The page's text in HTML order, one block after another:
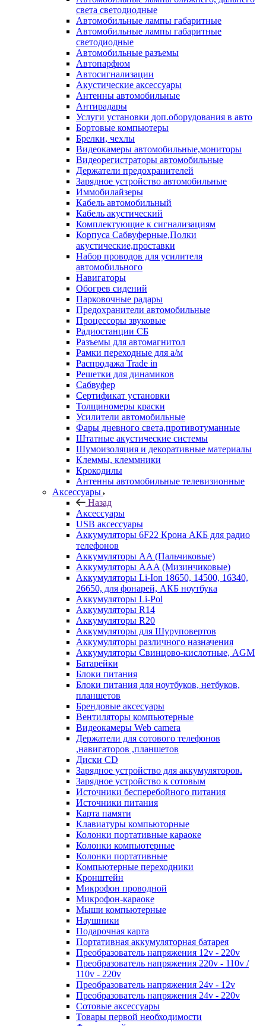
света светодиодные
Автомобильные лампы габаритные
Автомобильные лампы габаритные
светодиодные
Автомобильные разъемы
Автопарфюм
Автосигнализации
Акустические аксессуары
Антенны автомобильные
Антирадары
Услуги установки доп.оборудования в авто
Бортовые компьютеры
Брелки, чехлы
Видеокамеры автомобильные,мониторы
Видеорегистраторы автомобильные
Держатели предохранителей
Зарядное устройство автомобильные
Иммобилайзеры
Кабель автомобильный
Кабель акустический
Комплектующие к сигнализациям
Корпуса Сабвуферные,Полки
акустические,проставки
Набор проводов для усилителя
автомобильного
Навигаторы
Обогрев сидений
Парковочные радары
Предохранители автомобильные
Процессоры звуковые
Радиостанции СБ
Разъемы для автомагнитол
Рамки переходные для а/м
Распродажа Trade in
Решетки для динамиков
Сабвуфер
Сертификат установки
Толщиномеры краски
Усилители автомобильные
Фары дневного света,противотуманные
Штатные акустические системы
Шумоизоляция и декоративные материалы
Клеммы, клеммники
Крокодилы
Антенны автомобильные телевизионные
Аксессуары
Назад
Аксессуары
USB аксессуары
Аккумуляторы 6F22 Крона АКБ для радио
телефонов
Аккумуляторы AA (Пальчиковые)
Аккумуляторы AAA (Мизинчиковые)
Аккумуляторы Li-Ion 18650, 14500, 16340,
26650, для фонарей, АКБ ноутбука
Аккумуляторы Li-Pol
Аккумуляторы R14
Аккумуляторы R20
Аккумуляторы для Шуруповертов
Аккумуляторы различного назначения
Аккумуляторы Свинцово-кислотные, AGM
Батарейки
Блоки питания
Блоки питания для ноутбуков, нетбуков,
планшетов
Брендовые аксесуары
Вентиляторы компьютерные
Видеокамеры Web camera
Держатели для сотового телефонов
,навигаторов ,планшетов
Диски CD
Зарядное устройство для аккумуляторов.
Зарядное устройство к сотовым
Источники бесперебойного питания
Источники питания
Карта памяти
Клавиатуры компьюторные
Колонки портативные караоке
Колонки компьютерные
Колонки портативные
Компьютерные переходники
Кронштейн
Микрофон проводной
Микрофон-караоке
Мыши компьютерные
Наушники
Подарочная карта
Портативная аккумуляторная батарея
Преобразователь напряжения 12v - 220v
Преобразователь напряжения 220v - 110v /
110v - 220v
Преобразователь напряжения 24v - 12v
Преобразователь напряжения 24v - 220v
Сотовые аксессуары
Товары первой необходимости